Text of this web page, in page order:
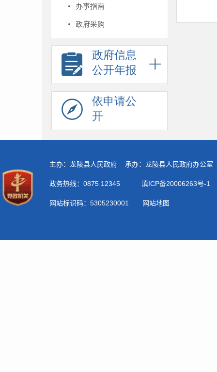
办事指南
政府采购
政府信息
公开年报
依申请公
开